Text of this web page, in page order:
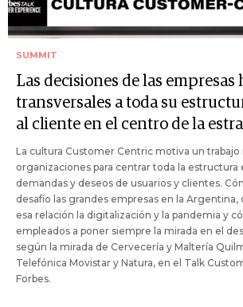
SUMMIT
Las decisiones de las empresas
transversales a toda su
al cliente en el centro de la
La cultura Customer Centric motiva un trabajo
organizaciones para centrar toda la estructura
demandas y deseos de usuarios y clientes.
desafío las grandes empresas en la
esa relación la digitalización y la pandemia y
empleados a poner siempre la mirada en el
según la mirada de Cervecería y Maltería
Telefónica Movistar y Natura, en el Talk
Forbes.